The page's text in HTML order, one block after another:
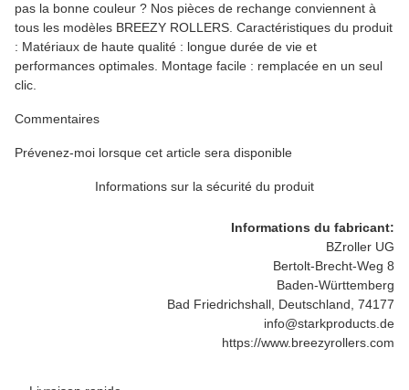
pas la bonne couleur ? Nos pièces de rechange conviennent à
tous les modèles BREEZY ROLLERS. Caractéristiques du produit
: Matériaux de haute qualité : longue durée de vie et
performances optimales. Montage facile : remplacée en un seul
clic.
Commentaires
Prévenez-moi lorsque cet article sera disponible
Informations sur la sécurité du produit
Informations du fabricant:
BZroller UG
Bertolt-Brecht-Weg 8
Baden-Württemberg
Bad Friedrichshall, Deutschland, 74177
info@starkproducts.de
https://www.breezyrollers.com